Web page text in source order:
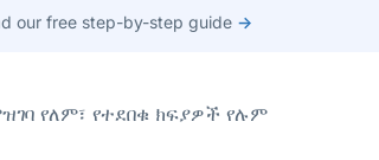
our free step-by-step guide →
የለም፣ የተደበቁ ክፍያዎች የሉም